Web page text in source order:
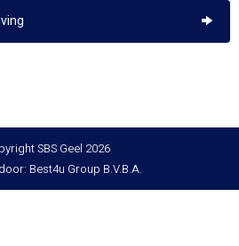
SBS Geel 2026
Best4u Group B.V.B.A.